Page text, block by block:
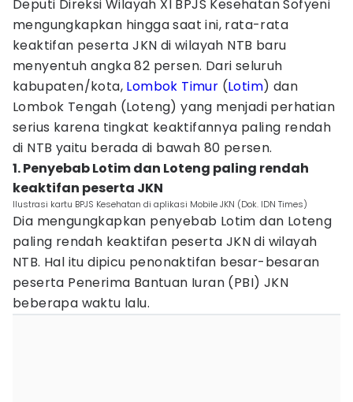
Deputi Direksi Wilayah XI BPJS Kesehatan Sofyeni
mengungkapkan hingga saat ini, rata-rata
keaktifan peserta JKN di wilayah NTB baru
menyentuh angka 82 persen. Dari seluruh
kabupaten/kota, Lombok Timur (Lotim) dan
Lombok Tengah (Loteng) yang menjadi perhatian
serius karena tingkat keaktifannya paling rendah
di NTB yaitu berada di bawah 80 persen.
1. Penyebab Lotim dan Loteng paling rendah
keaktifan peserta JKN
Ilustrasi kartu BPJS Kesehatan di aplikasi Mobile JKN (Dok. IDN Times)
Dia mengungkapkan penyebab Lotim dan Loteng
paling rendah keaktifan peserta JKN di wilayah
NTB. Hal itu dipicu penonaktifan besar-besaran
peserta Penerima Bantuan Iuran (PBI) JKN
beberapa waktu lalu.